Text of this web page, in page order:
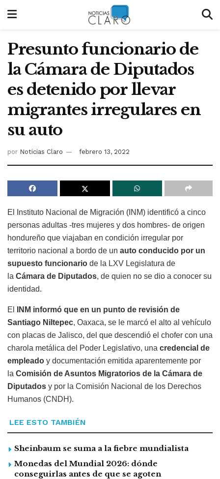
Presunto funcionario de
la Cámara de Diputados
es detenido por llevar
migrantes irregulares en
su auto
por Noticias Claro febrero 13, 2022
El Instituto Nacional de Migración (INM) identificó a cinco
personas adultas -tres mujeres y dos hombres- de origen
hondureño que viajaban en condición irregular por
territorio nacional a bordo de un auto conducido por un
supuesto funcionario de la LXV Legislatura de
la Cámara de Diputados, de quien no se dio a conocer su
identidad.
El
INM informó que en un punto de revisión de
Santiago Niltepec, Oaxaca, se le marcó el alto al vehículo
con placas de Jalisco, del que descendió el chofer con una
charola metálica del Poder Legislativo, una credencial de
empleado y documentación emitida aparentemente por
la Comisión de Asuntos Migratorios de la Cámara de
Diputados y por la Comisión Nacional de los Derechos
Humanos (CNDH).
LEE ESTO TAMBIÉN
Sheinbaum se suma a la fiebre mundialista
Monedas del Mundial 2026: dónde
conseguirlas antes de que se agoten